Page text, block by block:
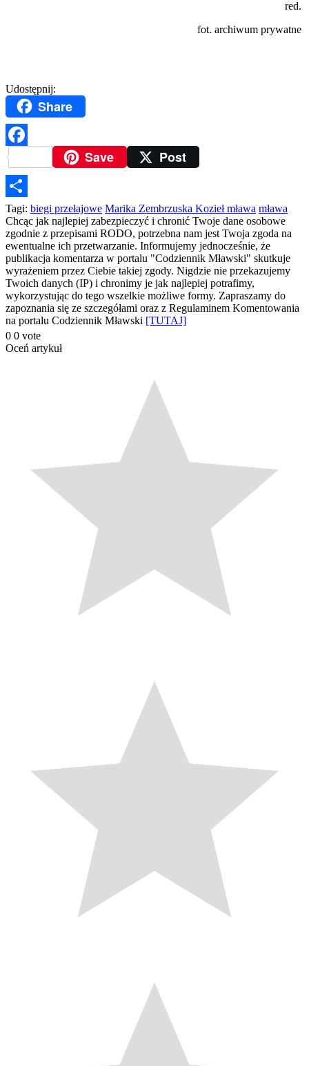
red.
fot. archiwum prywatne
Udostępnij:
Share
FacebookSave Post
Podziel
się
Tagi: biegi przełajowe Marika Zembrzuska Kozieł mława mława
Chcąc jak najlepiej zabezpieczyć i chronić Twoje dane osobowe
zgodnie z przepisami RODO, potrzebna nam jest Twoja zgoda na
ewentualne ich przetwarzanie. Informujemy jednocześnie, że
publikacja komentarza w portalu "Codziennik Mławski" skutkuje
wyrażeniem przez Ciebie takiej zgody. Nigdzie nie przekazujemy
Twoich danych (IP) i chronimy je jak najlepiej potrafimy,
wykorzystując do tego wszelkie możliwe formy. Zapraszamy do
zapoznania się ze szczegółami oraz z Regulaminem Komentowania
na portalu Codziennik Mławski [TUTAJ]
0 0 vote
Oceń artykuł